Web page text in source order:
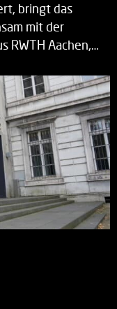
bringt das
mit der
RWTH Aachen,…